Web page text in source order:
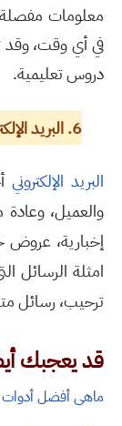
معلومات مفصلة
في أي وقت، وقد
دروس تعليمية.
6. البريد الإلكتروني
البريد الإلكتروني
والعميل، وعادة
إخبارية،
امثلة الرسائل
ترحيب، رسائل
قد يعجبك
ماهى أفضل أدوات